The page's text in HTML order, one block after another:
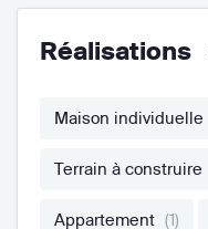
Réalisations
Maison individuelle
Terrain à construire
Appartement (1)